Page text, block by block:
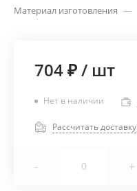
Материал изготовления —
704 ₽/ шт
Нет в наличии
Рассчитать доставку
- +